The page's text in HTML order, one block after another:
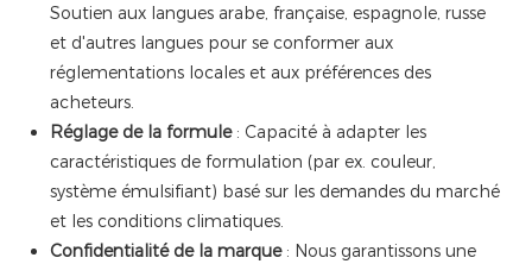
Soutien aux langues arabe, française, espagnole, russe
et d'autres langues pour se conformer aux
réglementations locales et aux préférences des
acheteurs.
Réglage de la formule : Capacité à adapter les
caractéristiques de formulation (par ex. couleur,
système émulsifiant) basé sur les demandes du marché
et les conditions climatiques.
Confidentialité de la marque : Nous garantissons une